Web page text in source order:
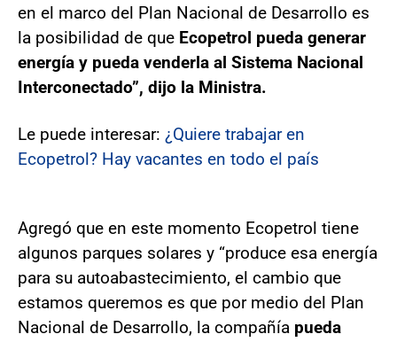
en el marco del Plan Nacional de Desarrollo es
la posibilidad de que Ecopetrol pueda generar
energía y pueda venderla al Sistema Nacional
Interconectado”, dijo la Ministra.
Le puede interesar: ¿Quiere trabajar en
Ecopetrol? Hay vacantes en todo el país
Agregó que en este momento Ecopetrol tiene
algunos parques solares y “produce esa energía
para su autoabastecimiento, el cambio que
estamos queremos es que por medio del Plan
Nacional de Desarrollo, la compañía pueda